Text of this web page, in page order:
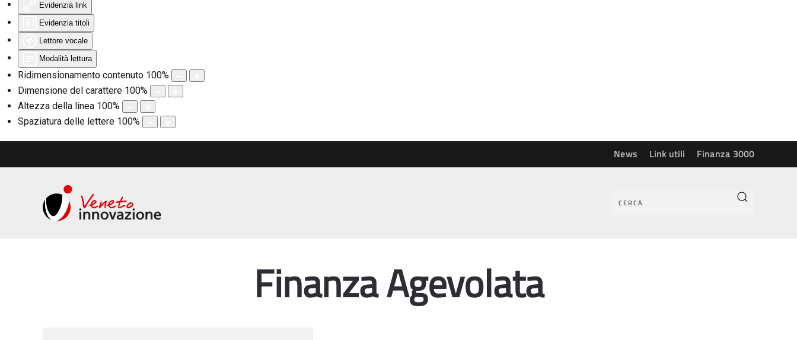
Evidenzia link
Evidenzia titoli
Lettore vocale
Modalità lettura
Ridimensionamento contenuto 100%
Dimensione del carattere 100%
Altezza della linea 100%
Spaziatura delle lettere 100%
News Link utili Finanza 3000
Finanza Agevolata